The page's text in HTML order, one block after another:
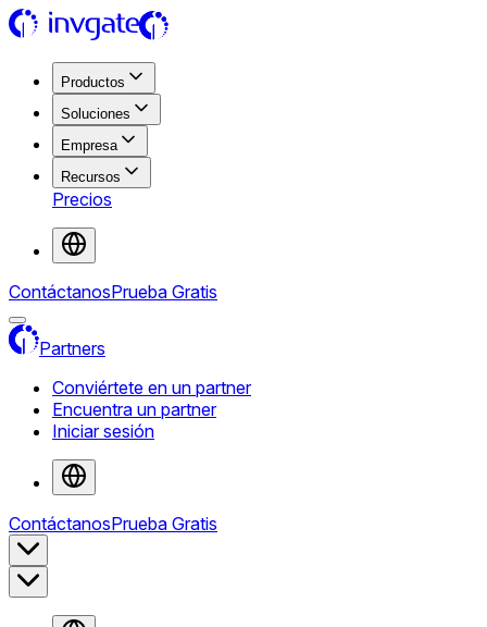
Productos
Soluciones
Empresa
Recursos
Precios
ContáctanosPrueba Gratis
Partners
Conviértete en un partner
Encuentra un partner
Iniciar sesión
ContáctanosPrueba Gratis